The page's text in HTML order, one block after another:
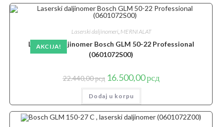
AKCIJA!
Laserski daljinomeri, MERNI ALAT
Laserski daljinomer Bosch GLM 50-22 Professional
(0601072S00)
22.440,00рсд Originalna
cena
je
bila:
22.440,00 рсд.
16.500,00рсдTrenutna
cena
Dodaj u korpu